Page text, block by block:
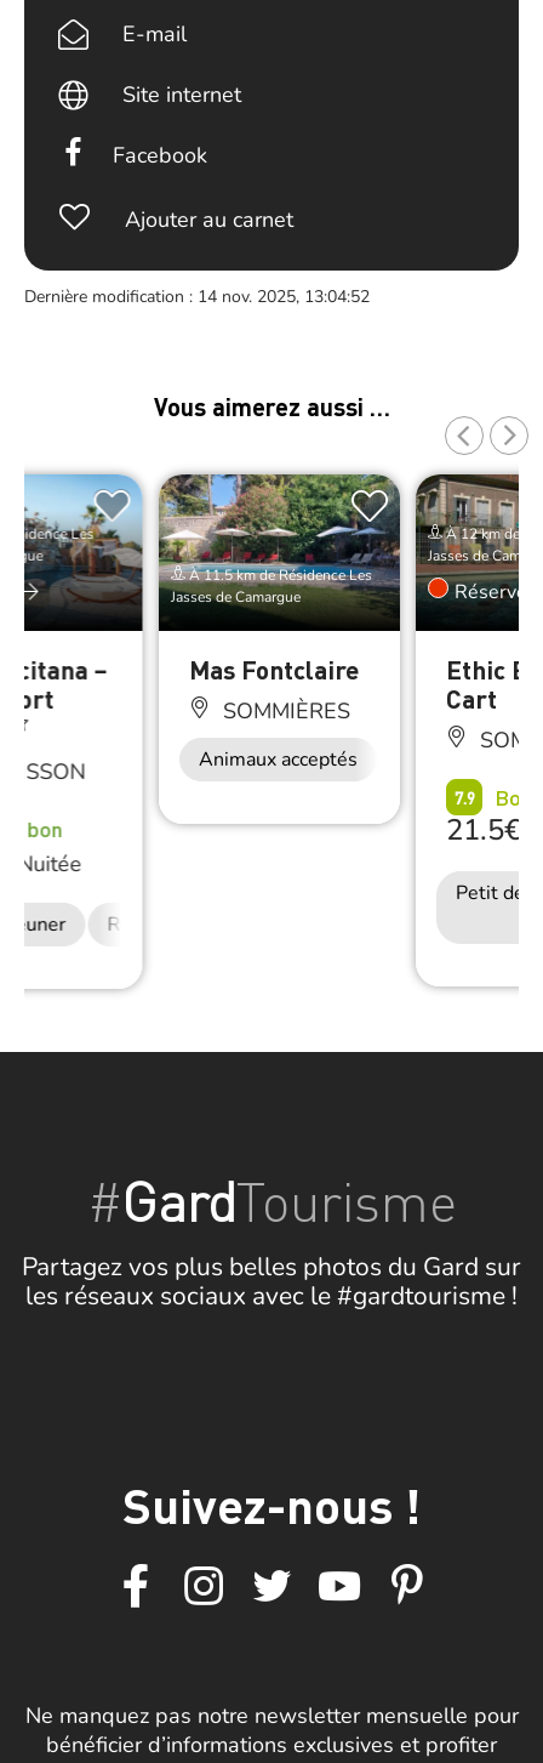
E-mail
Site internet
Facebook
Ajouter au carnet
Dernière modification : 14 nov. 2025, 13:04:52
Vous aimerez aussi …
Les
–
bon
Nuitée
Restauration
À 11.5 km de Résidence Les
Jasses de Camargue
Mas Fontclaire
SOMMIÈRES
Animaux acceptés
À 12 km de
Jasses de
Réserver
Ethic
Cart
7.9 Bon
21.5€
Petit
#GardTourisme
Partagez vos plus belles photos du Gard sur
les réseaux sociaux avec le #gardtourisme !
Suivez-nous !
Ne manquez pas notre newsletter mensuelle pour
bénéficier d’informations exclusives et profiter